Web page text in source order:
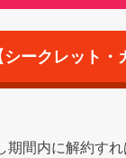
シークレット
期間内に解約す